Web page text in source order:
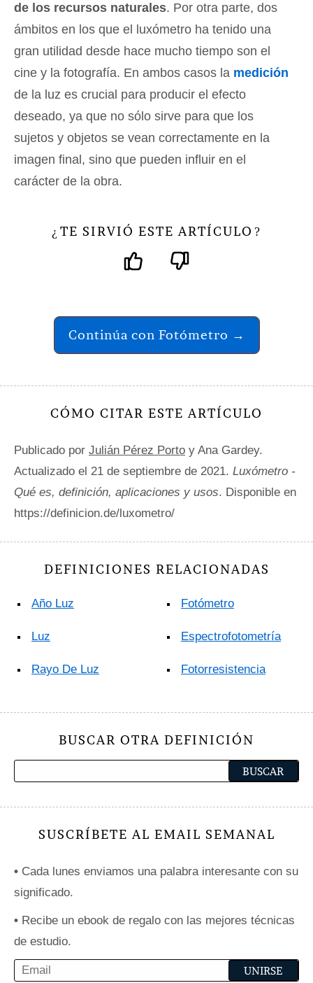
de los recursos naturales. Por otra parte, dos
ámbitos en los que el luxómetro ha tenido una
gran utilidad desde hace mucho tiempo son el
cine y la fotografía. En ambos casos la medición
de la luz es crucial para producir el efecto
deseado, ya que no sólo sirve para que los
sujetos y objetos se vean correctamente en la
imagen final, sino que pueden influir en el
carácter de la obra.
¿ TE SIRVIÓ ESTE ARTÍCULO ?
Continúa con Fotómetro →
CÓMO CITAR ESTE ARTÍCULO
Publicado por Julián Pérez Porto y Ana Gardey.
Actualizado el 21 de septiembre de 2021. Luxómetro -
Qué es, definición, aplicaciones y usos. Disponible en
https://definicion.de/luxometro/
DEFINICIONES RELACIONADAS
Año Luz
Luz
Rayo De Luz
Fotómetro
Espectrofotometría
Fotorresistencia
BUSCAR OTRA DEFINICIÓN
SUSCRÍBETE AL EMAIL SEMANAL
• Cada lunes enviamos una palabra interesante con su
significado.
• Recibe un ebook de regalo con las mejores técnicas
de estudio.